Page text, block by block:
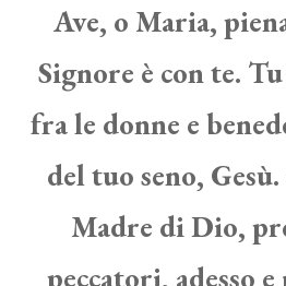
Ave, o Maria,
Signore è con te.
fra le donne e
del tuo seno,
Madre di Dio,
peccatori, adesso